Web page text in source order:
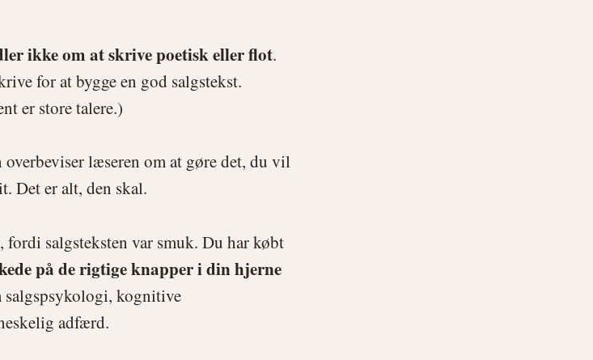
ikke om at skrive poetisk eller flot.
for at bygge en god salgstekst.
er store talere.)
læseren om at gøre det, du vil
Det er alt, den skal.
salgsteksten var smuk. Du har købt
på de rigtige knapper i din hjerne
salgspsykologi, kognitive
adfærd.